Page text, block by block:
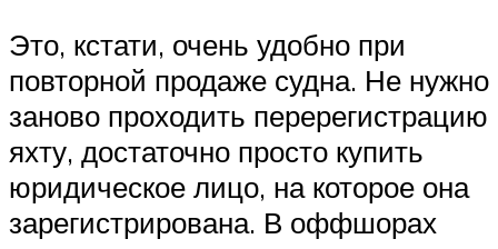
Это, кстати, очень удобно при
повторной продаже судна. Не нужно
заново проходить перерегистрацию
яхту, достаточно просто купить
юридическое лицо, на которое она
зарегистрирована. В оффшорах